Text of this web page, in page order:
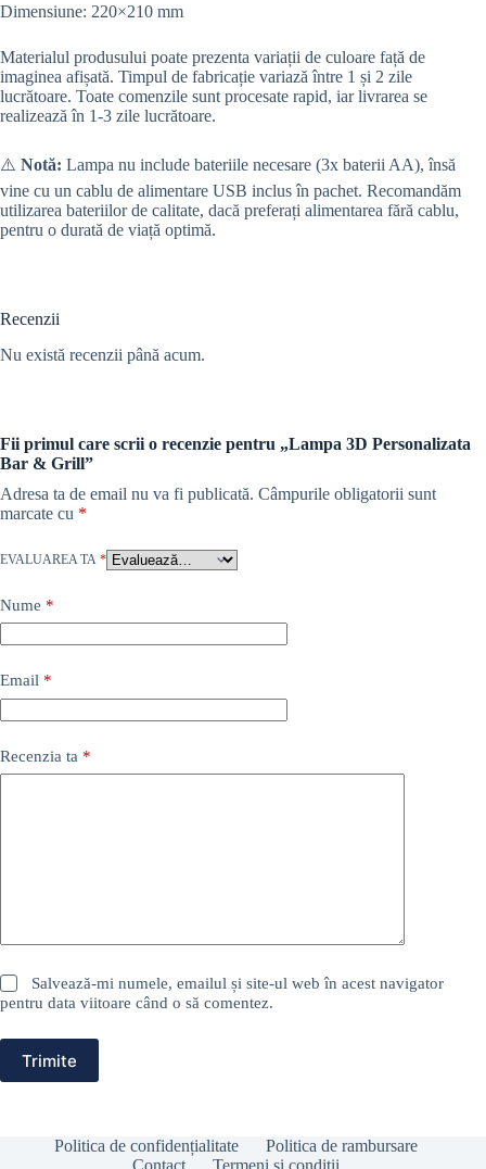
Dimensiune: 220×210 mm
Materialul produsului poate prezenta variații de culoare față de
imaginea afișată. Timpul de fabricație variază între 1 și 2 zile
lucrătoare. Toate comenzile sunt procesate rapid, iar livrarea se
realizează în 1-3 zile lucrătoare.
⚠️ Notă: Lampa nu include bateriile necesare (3x baterii AA), însă
vine cu un cablu de alimentare USB inclus în pachet. Recomandăm
utilizarea bateriilor de calitate, dacă preferați alimentarea fără cablu,
pentru o durată de viață optimă.
Recenzii
Nu există recenzii până acum.
Fii primul care scrii o recenzie pentru „Lampa 3D Personalizata
Bar & Grill”
Adresa ta de email nu va fi publicată. Câmpurile obligatorii sunt
marcate cu *
EVALUAREA TA *
Nume *
Email *
Recenzia ta *
Salvează-mi numele, emailul și site-ul web în acest navigator
pentru data viitoare când o să comentez.
Trimite
Politica de confidențialitate
Politica de rambursare
Contact
Termeni si condiții